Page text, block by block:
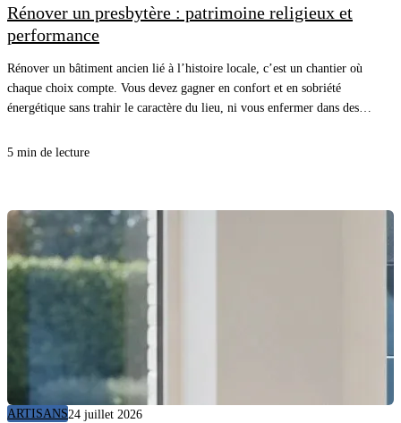
Rénover un presbytère : patrimoine religieux et
performance
Rénover un bâtiment ancien lié à l’histoire locale, c’est un chantier où
chaque choix compte. Vous devez gagner en confort et en sobriété
énergétique sans trahir le caractère du lieu, ni vous enfermer dans des
avancez vite, proprement, et vous sécurisez le résultat.
5 min de lecture
ARTISANS24 juillet 2026